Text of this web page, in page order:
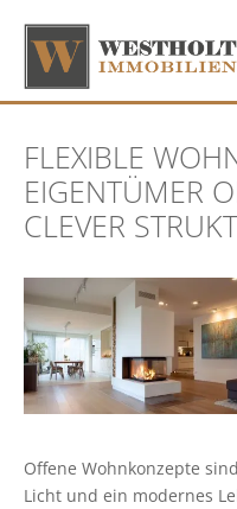
FLEXIBLE
EIGENTÜMER
CLEVER
Offene Wohnkonzepte
Licht und ein modernes